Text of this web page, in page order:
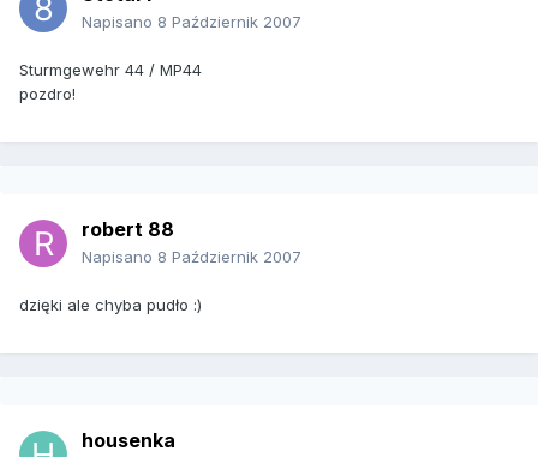
Napisano 8 Październik 2007
Sturmgewehr 44 / MP44
pozdro!
robert 88
Napisano 8 Październik 2007
dzięki ale chyba pudło :)
housenka